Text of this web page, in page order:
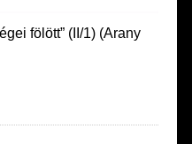
fölött” (II/1) (Arany